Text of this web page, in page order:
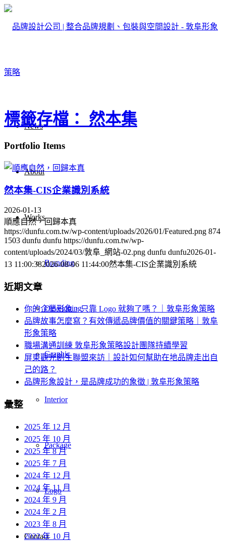
News
About
Works
Branding
Developing
Graphic
Interior
Package
Logo
Contact
標籤存檔： 然本集
Portfolio Items
然本集-CIS企業識別系統
2026-01-13
順應自然，回歸本真
https://dunfu.com.tw/wp-content/uploads/2026/01/Featured.png 874
1503 dunfu dunfu https://dunfu.com.tw/wp-
content/uploads/2024/03/敦阜_網站-02.png dunfu dunfu2026-01-
13 11:00:382026-08-06 11:44:00然本集-CIS企業識別系統
近期文章
你的企業形象，只靠 Logo 就夠了嗎？｜敦阜形象策略
品牌故事怎麼寫？有效傳遞品牌價值的關鍵策略｜敦阜
形象策略
職場溝通訓練 敦阜形象策略設計團隊持續學習
屏東觀光創生聯盟來訪｜設計如何幫助在地品牌走出自
己的路？
品牌形象設計，是品牌成功的象徵 | 敦阜形象策略
彙整
2025 年 12 月
2025 年 10 月
2025 年 8 月
2025 年 7 月
2024 年 12 月
2024 年 11 月
2024 年 9 月
2024 年 2 月
2023 年 8 月
2022 年 10 月